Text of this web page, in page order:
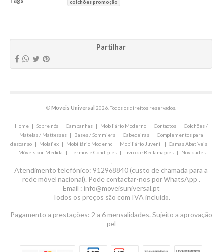
colchões promoção
Partilhar
©Moveis Universal 2026. Todos os direitos reservados.
Home| Sobre nós| Campanhas| Mobiliário Moderno| Contactos| Colchões /
Matelas / Mattesses| Bases / Sommiers| Cabeceiras| Complementos para
descanso | Molaflex | Mobiliário Moderno | Mobiliário Juvenil | Camas Abatíveis |
Móveis por Medida | Termos e Condições | Livro de Reclamações | Novidades
.
Atendimento telefónico: 912968840 (custo de chamada para a
rede móvel nacional). Pode contactar-nos por WhatsApp .
Email : info@moveisuniversal.pt
Todos os preços são com IVA incluído.
Pagamento a prestações: 2 a 6 mensalidades. Sujeito a aprovação
pel